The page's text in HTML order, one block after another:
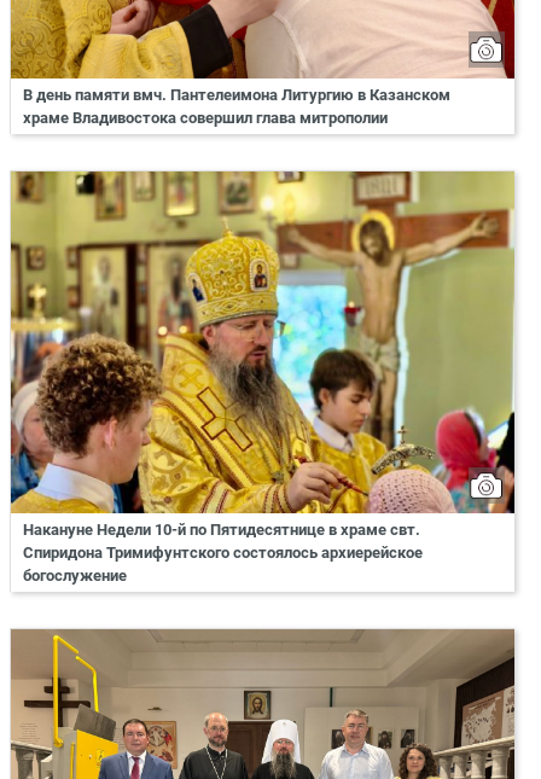
В день памяти вмч. Пантелеимона Литургию в Казанском
храме Владивостока совершил глава митрополии
Накануне Недели 10-й по Пятидесятнице в храме свт.
Спиридона Тримифунтского состоялось архиерейское
богослужение